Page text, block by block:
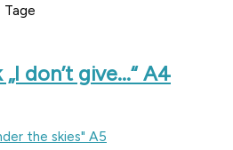
Tage
don’t give…“ A4